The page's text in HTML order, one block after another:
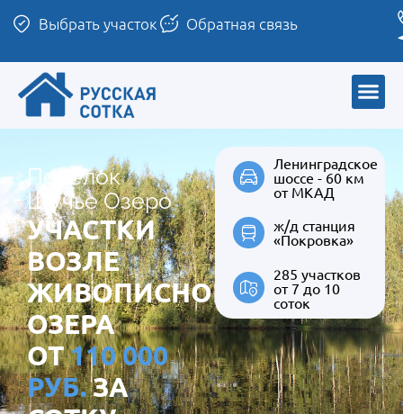
Выбрать участок Обратная связь
Поселок
Щучье Озеро
УЧАСТКИ
ВОЗЛЕ
ЖИВОПИСНОГО
ОЗЕРА
ОТ110 000
РУБ.ЗА
Ленинградское
шоссе - 60 км
от МКАД
ж/д станция
«Покровка»
285 участков
от 7 до 10
соток